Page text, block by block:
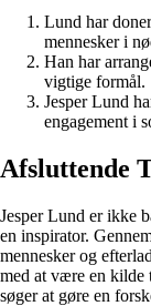
Lund har
mennesker i
Han har
vigtige formål.
Jesper Lund
engagement i
Afsluttende
Jesper Lund er ikke
en inspirator.
mennesker og
med at være en kilde
søger at gøre en